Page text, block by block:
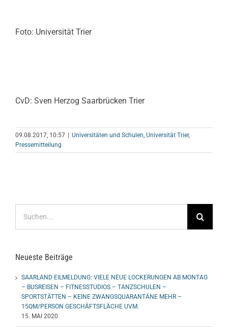
Foto: Universität Trier
CvD: Sven Herzog Saarbrücken Trier
09.08.2017, 10:57 | Universitäten und Schulen, Universität Trier,
Pressemitteilung
nach:
Neueste Beiträge
SAARLAND EILMELDUNG: VIELE NEUE LOCKERUNGEN AB MONTAG
– BUSREISEN – FITNESSTUDIOS – TANZSCHULEN –
SPORTSTÄTTEN – KEINE ZWANGSQUARANTÄNE MEHR –
15QM/PERSON GESCHÄFTSFLÄCHE UVM.
15. MAI 2020